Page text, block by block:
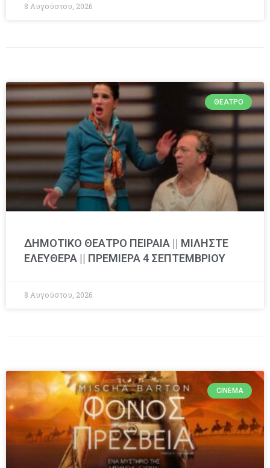
8 Αυγούστου, 2026
ΘΈΑΤΡΟ
ΔΗΜΟΤΙΚΟ ΘΕΑΤΡΟ ΠΕΙΡΑΙΑ || ΜΙΛΗΣΤΕ
ΕΛΕΥΘΕΡΑ || ΠΡΕΜΙΕΡΑ 4 ΣΕΠΤΕΜΒΡΙΟΥ
8 Αυγούστου, 2026
CINEMA